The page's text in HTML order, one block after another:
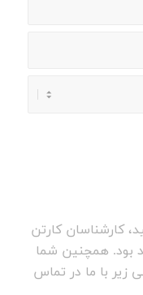
کارشناسان کارتن
بود. همچنین شما
زیر با ما در تماس